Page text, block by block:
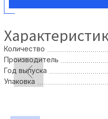
Количество
Производитель
Год выпуска
Упаковка